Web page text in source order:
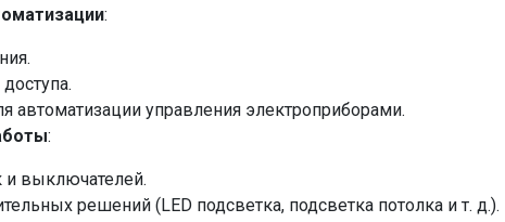
:
автоматизации управления электроприборами.
:
и выключателей.
решений (LED подсветка, подсветка потолка и т. д.).